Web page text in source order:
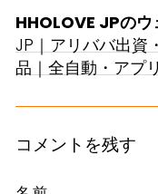
HHOLOVE JPの
JP｜アリババ出資
品｜全自動・アプ
コメントを残す